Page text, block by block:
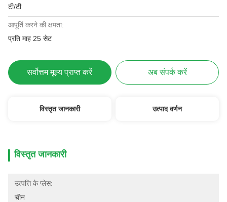
टी/टी
आपूर्ति करने की क्षमता:
प्रति माह 25 सेट
सर्वोत्तम मूल्य प्राप्त करें अब संपर्क करें
विस्तृत जानकारी उत्पाद वर्णन
विस्तृत जानकारी
उत्पत्ति के प्लेस:
चीन